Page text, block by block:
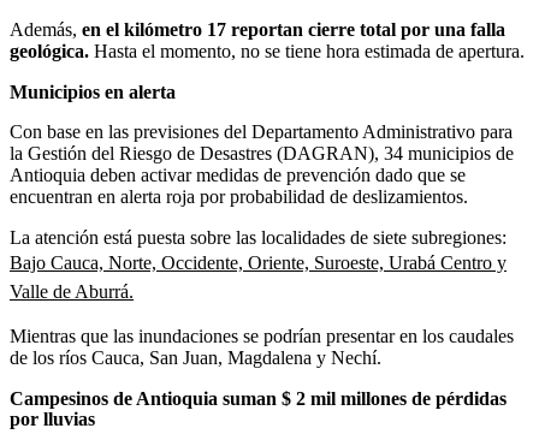
Además, en el kilómetro 17 reportan cierre total por una falla
geológica. Hasta el momento, no se tiene hora estimada de apertura.
Municipios en alerta
Con base en las previsiones del Departamento Administrativo para
la Gestión del Riesgo de Desastres (DAGRAN), 34 municipios de
Antioquia deben activar medidas de prevención dado que se
encuentran en alerta roja por probabilidad de deslizamientos.
La atención está puesta sobre las localidades de siete subregiones:
Bajo Cauca, Norte, Occidente, Oriente, Suroeste, Urabá Centro y
Valle de Aburrá.
Mientras que las inundaciones se podrían presentar en los caudales
de los ríos Cauca, San Juan, Magdalena y Nechí.
Campesinos de Antioquia suman $ 2 mil millones de pérdidas
por lluvias